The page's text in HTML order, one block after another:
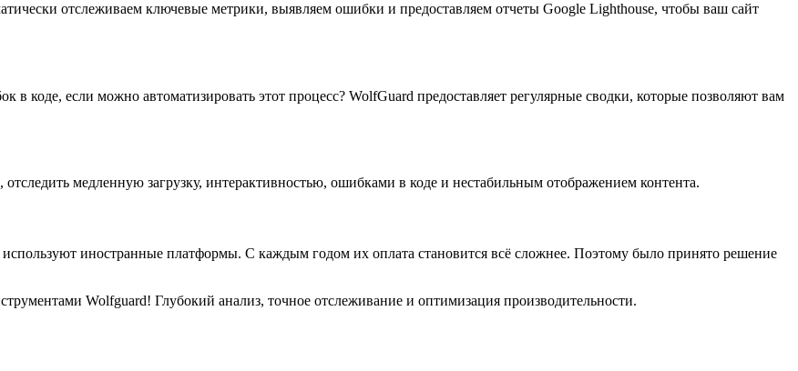
отслеживаем ключевые метрики, выявляем ошибки и предоставляем отчеты Google Lighthouse, чтобы ваш сайт
в коде, если можно автоматизировать этот процесс? WolfGuard предоставляет регулярные сводки, которые позволяют вам
отследить медленную загрузку, интерактивностью, ошибками в коде и нестабильным отображением контента.
иностранные платформы. С каждым годом их оплата становится всё сложнее. Поэтому было принято решение
Wolfguard! Глубокий анализ, точное отслеживание и оптимизация производительности.